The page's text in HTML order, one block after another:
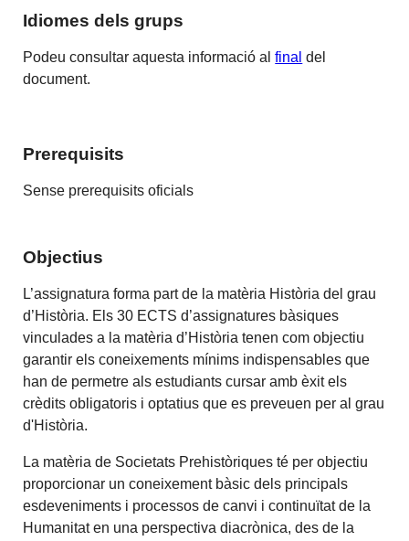
Idiomes dels grups
Podeu consultar aquesta informació alfinal del
document.
Prerequisits
Sense prerequisits oficials
Objectius
L’assignatura forma part de la matèria Història del grau
d’Història. Els 30 ECTS d’assignatures bàsiques
vinculades a la matèria d’Història tenen com objectiu
garantir els coneixements mínims indispensables que
han de permetre als estudiants cursar amb èxit els
crèdits obligatoris i optatius que es preveuen per al grau
d'Història.
La matèria de Societats Prehistòriques té per objectiu
proporcionar un coneixement bàsic dels principals
esdeveniments i processos de canvi i continuïtat de la
Humanitat en una perspectiva diacrònica, des de la